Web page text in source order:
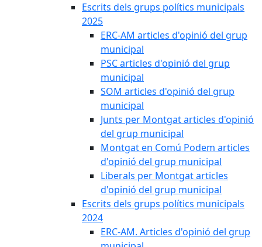
Escrits dels grups polítics municipals
2025
ERC-AM articles d'opinió del grup
municipal
PSC articles d'opinió del grup
municipal
SOM articles d'opinió del grup
municipal
Junts per Montgat articles d'opinió
del grup municipal
Montgat en Comú Podem articles
d'opinió del grup municipal
Liberals per Montgat articles
d'opinió del grup municipal
Escrits dels grups polítics municipals
2024
ERC-AM. Articles d'opinió del grup